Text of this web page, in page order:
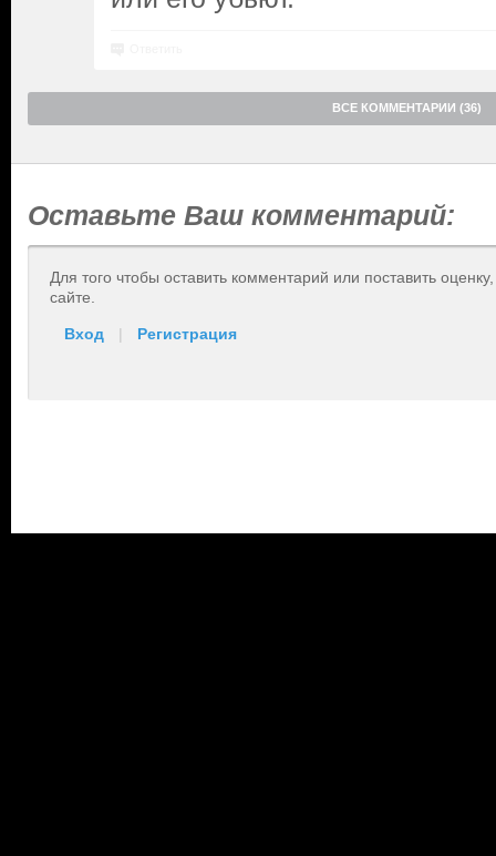
ВСЕ КОММЕНТАРИИ (36)
Оставьте Ваш комментарий:
Для того чтобы оставить комментарий или поставить
сайте.
Вход | Регистрация